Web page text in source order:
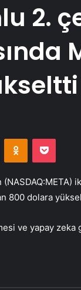
2.
Odnoklassniki
Pocket
META)
800 dolara
ve yapay